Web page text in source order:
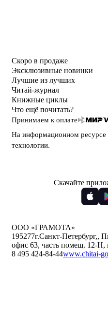
Скоро в продаже
Эксклюзивные новинки
Лучшие из лучших
Читай-журнал
Книжные циклы
Что ещё почитать?
Принимаем к оплате
На информационном ресурсе
технологии.
Скачайте
ООО «ГРАМОТА»
195277г.Санкт-Петербург,,
офис 63, часть помещ. 12-Н,
8 495 424-84-44www.chitai-